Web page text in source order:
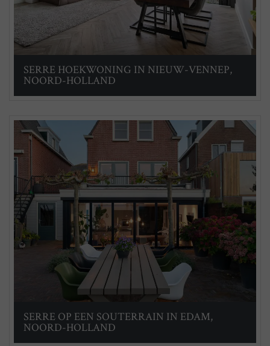
SERRE HOEKWONING IN NIEUW-VENNEP,
NOORD-HOLLAND
SERRE OP EEN SOUTERRAIN IN EDAM,
NOORD-HOLLAND